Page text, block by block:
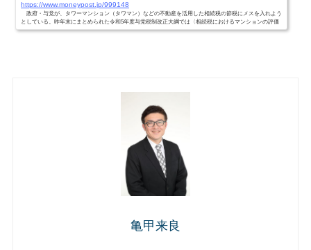
https://www.moneypost.jp/999148
政府・与党が、タワーマンション（タワマン）などの不動産を活用した相続税の節税にメスを入れよう
としている。昨年末にまとめられた令和5年度与党税制改正大綱では〈相続税におけるマンションの評価
方法ついては...
亀甲来良